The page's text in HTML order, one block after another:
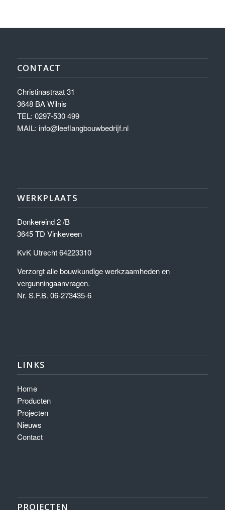
CONTACT
Christinastraat 31
3648 BA Wilnis
TEL: 0297-530 499
MAIL: info@leeflangbouwbedrijf.nl
WERKPLAATS
Donkereind 2 /B
3645 TD Vinkeveen
KvK Utrecht 64223310
Verzorgt alle bouwkundige werkzaamheden en
vergunningaanvragen.
Nr. S.F.B. 06-273435-6
LINKS
Home
Producten
Projecten
Nieuws
Contact
PROJECTEN